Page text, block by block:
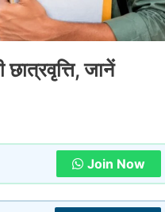
जानें
Join Now